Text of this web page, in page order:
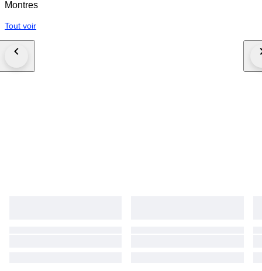
Montres
Tout voir